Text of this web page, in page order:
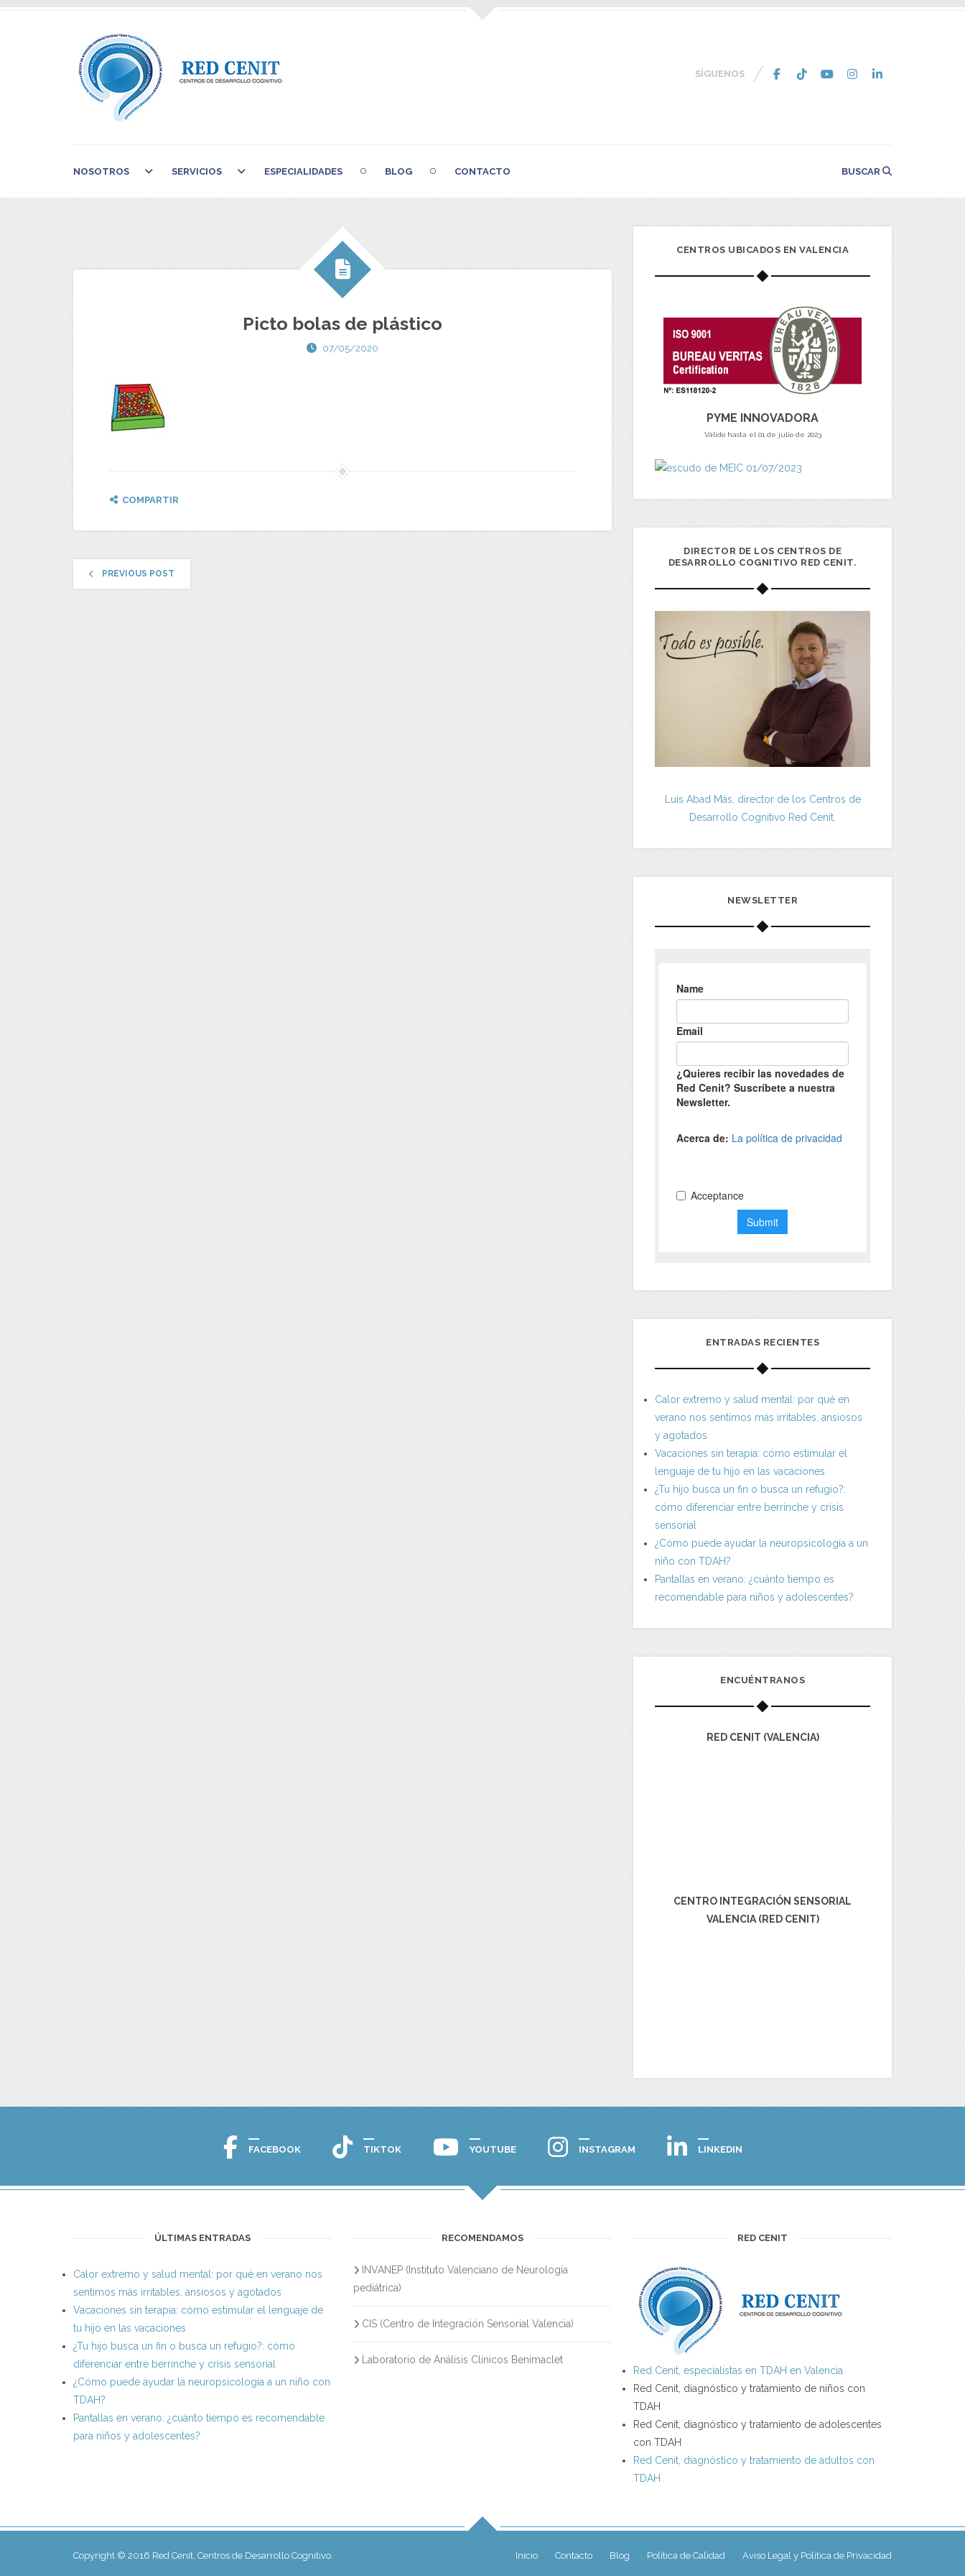
SÍGUENOS
NOSOTROS SERVICIOS ESPECIALIDADES BLOG CONTACTO BUSCAR
Picto bolas de plástico
07/05/2020
COMPARTIR
PREVIOUS POST
CENTROS UBICADOS EN VALENCIA
PYME INNOVADORA
Válido hasta el 01 de julio de 2023
DIRECTOR DE LOS CENTROS DE
DESARROLLO COGNITIVO RED CENIT.
Luis Abad Más, director de los Centros de
Desarrollo Cognitivo Red Cenit.
NEWSLETTER
ENTRADAS RECIENTES
Calor extremo y salud mental: por qué en
verano nos sentimos más irritables, ansiosos
y agotados
Vacaciones sin terapia: cómo estimular el
lenguaje de tu hijo en las vacaciones
¿Tu hijo busca un fin o busca un refugio?:
cómo diferenciar entre berrinche y crisis
sensorial
¿Cómo puede ayudar la neuropsicología a un
niño con TDAH?
Pantallas en verano: ¿cuánto tiempo es
recomendable para niños y adolescentes?
ENCUÉNTRANOS
RED CENIT (VALENCIA)
CENTRO INTEGRACIÓN SENSORIAL
VALENCIA (RED CENIT)
FACEBOOK TIKTOK YOUTUBE INSTAGRAM LINKEDIN
ÚLTIMAS ENTRADAS
Calor extremo y salud mental: por qué en verano nos
sentimos más irritables, ansiosos y agotados
Vacaciones sin terapia: cómo estimular el lenguaje de
tu hijo en las vacaciones
¿Tu hijo busca un fin o busca un refugio?: cómo
diferenciar entre berrinche y crisis sensorial
¿Cómo puede ayudar la neuropsicología a un niño con
TDAH?
Pantallas en verano: ¿cuánto tiempo es recomendable
para niños y adolescentes?
RECOMENDAMOS
INVANEP (Instituto Valenciano de Neurología
pediátrica)
CIS (Centro de Integración Sensorial Valencia)
Laboratorio de Análisis Clínicos Benimaclet
RED CENIT
Red Cenit, especialistas en TDAH en Valencia
Red Cenit, diagnóstico y tratamiento de niños con
TDAH
Red Cenit, diagnóstico y tratamiento de adolescentes
con TDAH
Red Cenit, diagnóstico y tratamiento de adultos con
TDAH
Inicio Contacto Blog Política de Calidad Aviso Legal y Política de Privacidad
Copyright © 2016 Red Cenit, Centros de Desarrollo Cognitivo